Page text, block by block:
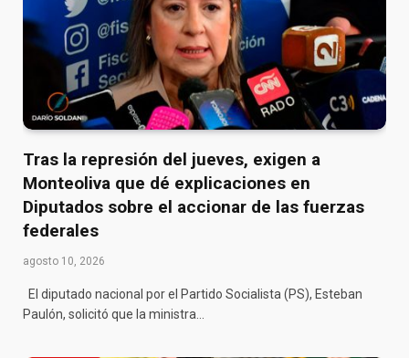
Tras la represión del jueves, exigen a
Monteoliva que dé explicaciones en
Diputados sobre el accionar de las fuerzas
federales
agosto 10, 2026
El diputado nacional por el Partido Socialista (PS), Esteban
Paulón, solicitó que la ministra…